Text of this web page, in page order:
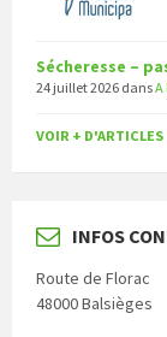
Sécheresse –
24 juillet 2026 dansA
VOIR + D'ARTICLES
INFOS
Route de Florac
48000 Balsièges